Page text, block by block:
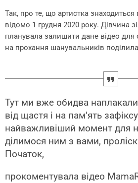
Так, про те, що артистка знаходиться
відомо 1 грудня 2020 року. Дівчина
планувала залишити дане відео для
на прохання шанувальників
Тут ми вже обидва
від щастя і на пам’ять
найважливіший момент для
ділимося ним з вами,
Початок,
прокоментувала відео